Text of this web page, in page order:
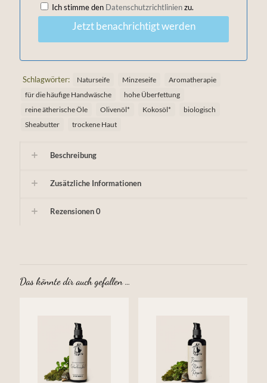
Ich stimme den Datenschutzrichtlinienzu.
Jetzt benachrichtigt werden
Schlagwörter: Naturseife Minzeseife
Aromatherapie
für die häufige Handwäsche
hohe Überfettung
reine ätherische Öle
Olivenöl* Kokosöl*
biologisch
Sheabutter
trockene Haut
Beschreibung
Zusätzliche Informationen
Rezensionen0
Das könnte dir auch gefallen …